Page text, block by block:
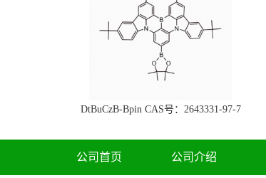
DtBuCzB-Bpin CAS号：2643331-97-7
公司首页 公司介绍